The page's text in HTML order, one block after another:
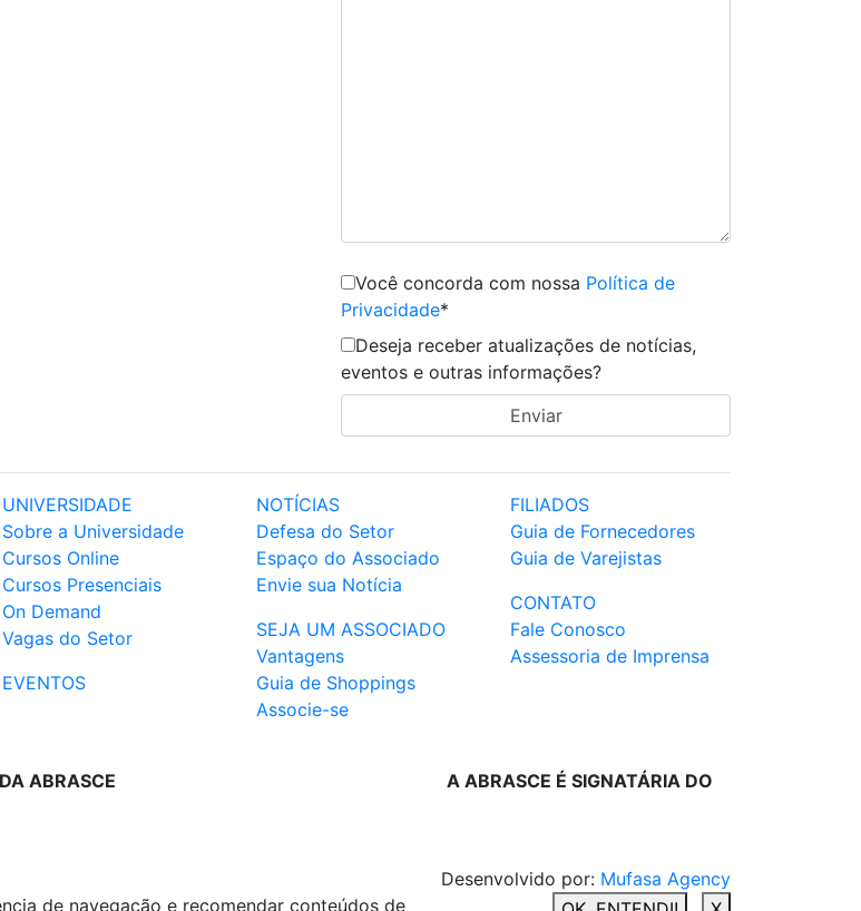
Você concorda com nossa Política de
Privacidade*
Deseja receber atualizações de notícias,
eventos e outras informações?
UNIVERSIDADE
Sobre a Universidade
Cursos Online
Cursos Presenciais
On Demand
Vagas do Setor
EVENTOS
NOTÍCIAS
Defesa do Setor
Espaço do Associado
Envie sua Notícia
SEJA UM ASSOCIADO
Vantagens
Guia de Shoppings
Associe-se
FILIADOS
Guia de Fornecedores
Guia de Varejistas
CONTATO
Fale Conosco
Assessoria de Imprensa
ABRASCE A ABRASCE É SIGNATÁRIA DO
Desenvolvido por: Mufasa Agency
de navegação e recomendar conteúdos de